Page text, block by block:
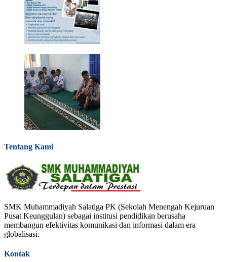
Tentang Kami
SMK Muhammadiyah Salatiga PK (Sekolah Menengah Kejuruan
Pusat Keunggulan) sebagai institusi pendidikan berusaha
membangun efektivitas komunikasi dan informasi dalam era
globalisasi.
Kontak